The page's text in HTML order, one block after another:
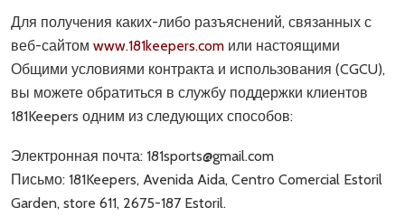
Для получения каких-либо разъяснений, связанных с
веб-сайтом www.181keepers.com или настоящими
Общими условиями контракта и использования (CGCU),
вы можете обратиться в службу поддержки клиентов
181Keepers одним из следующих способов:
Электронная почта: 181sports@gmail.com
Письмо: 181Keepers, Avenida Aida, Centro Comercial Estoril
Garden, store 611, 2675-187 Estoril.